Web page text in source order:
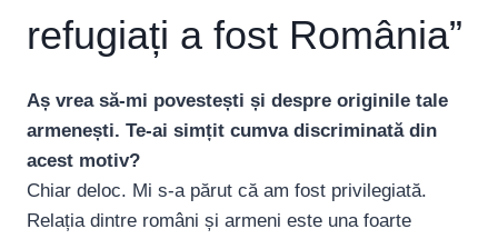
refugiați a fost România”
Aș vrea să-mi povestești și despre originile tale
armenești. Te-ai simțit cumva discriminată din
acest motiv?
Chiar deloc. Mi s-a părut că am fost privilegiată.
Relația dintre români și armeni este una foarte